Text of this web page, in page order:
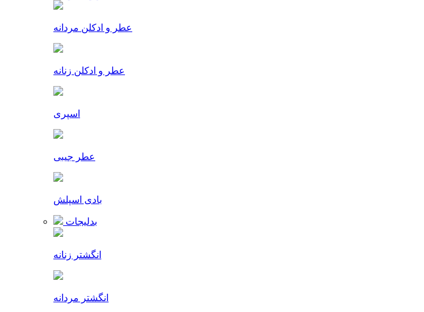
عطر و ادکلن مردانه
عطر و ادکلن زنانه
اسپری
عطر جیبی
بادی اسپلش
بدلیجات
انگشتر زنانه
انگشتر مردانه